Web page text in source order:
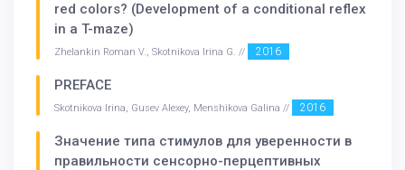
red colors? (Development of a conditional reflex
in a T-maze)
Zhelankin Roman V., Skotnikova Irina G. // 2016
PREFACE
Skotnikova Irina, Gusev Alexey, Menshikova Galina // 2016
Значение типа стимулов для уверенности в
правильности сенсорно-перцептивных